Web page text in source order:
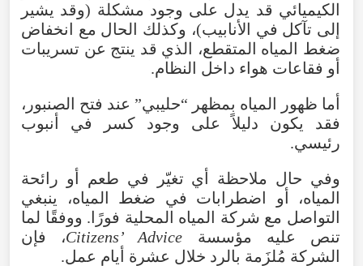
الكيميائي قد يدل على وجود مشكلة (وقد يشير
إلى تآكل في الأنابيب)، وكذلك الحال مع انخفاض
ضغط المياه المتقطع، الذي قد ينتج عن تسريبات
أو فقاعات هواء داخل النظام.
أما ظهور المياه بمظهر “حليبي” عند فتح الصنبور،
فقد يكون دليلاً على وجود كسر في أنبوب
رئيسي.
وفي حال ملاحظة أي تغيّر في طعم أو رائحة
المياه، أو اضطرابات في ضغط المياه، ينبغي
التواصل مع شركة المياه المحلية فورًا. ووفقًا لما
تنص عليه مؤسسة Citizens’ Advice، فإن
الشركة مُلزَمة بالرد خلال عشرة أيام عمل.